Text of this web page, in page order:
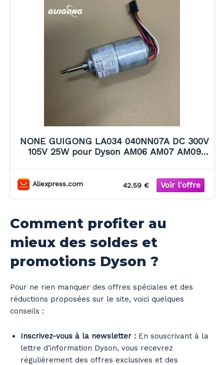
NONE GUIGONG LA034 040NN07A DC 300V
105V 25W pour Dyson AM06 AM07 AM09
Aliexpress.com 42.59 €
Comment profiter au
mieux des soldes et
promotions Dyson ?
Pour ne rien manquer des offres spéciales et des
réductions proposées sur le site, voici quelques
conseils :
Inscrivez-vous à la newsletter : En souscrivant à la
lettre d’information Dyson, vous recevrez
régulièrement des offres exclusives et des